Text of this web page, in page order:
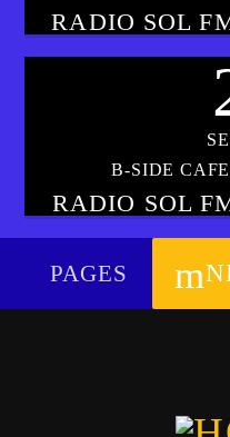
RADIO SOL
B-SIDE
RADIO SOL
PAGES